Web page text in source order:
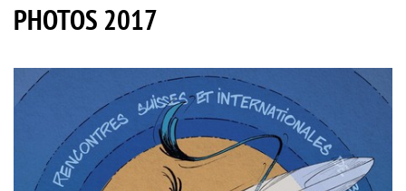
PHOTOS 2017